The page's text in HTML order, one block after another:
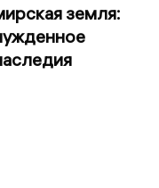
земля: